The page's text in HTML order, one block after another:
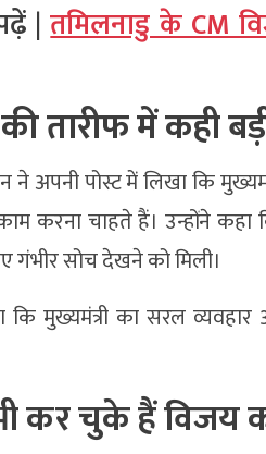
|तमिलनाडु के CM
तारीफ में कही
अपनी पोस्ट में लिखा कि
करना चाहते हैं। उन्होंने
गंभीर सोच देखने को मिली।
कि मुख्यमंत्री का सरल
कर चुके हैं विजय